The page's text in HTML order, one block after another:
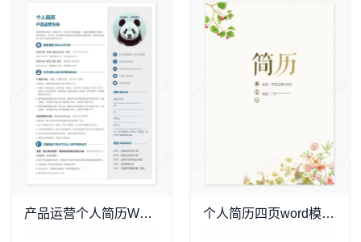
产品运营个人简历Word模板(2) 个人简历四页word模板(24)